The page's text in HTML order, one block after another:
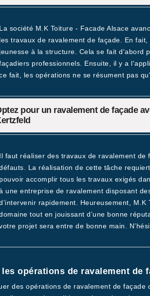
La société M.K Toiture - Facade Alsace
les travaux de ravalement de façade. En
jeunesse à la structure. Cela se fait d'abord
professionnels. Ensuite, il y a
fait, les opérations ne se résument pas
pour un ravalement de façade
Il faut réaliser des travaux de ravalement
La réalisation de cette tâche
pouvoir accomplir tous les travaux exigés
une entreprise de ravalement disposant
rapidement. Heureusement,
tout en jouissant d’une bonne
projet sera entre de bonne main.
opérations de ravalement de
des opérations de ravalement de